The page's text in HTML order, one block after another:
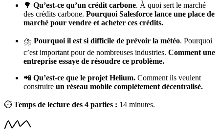
🌳 Qu’est-ce qu’un crédit carbone. À quoi sert le marché
des crédits carbone. Pourquoi Salesforce lance une place de
marché pour vendre et acheter ces crédits.
⛈ Pourquoi il est si difficile de prévoir la météo. Pourquoi
c’est important pour de nombreuses industries. Comment une
entreprise essaye de résoudre ce problème.
📲 Qu’est-ce que le projet Helium. Comment ils veulent
construire un réseau mobile complètement décentralisé.
⏱ Temps de lecture des 4 parties : 14 minutes.